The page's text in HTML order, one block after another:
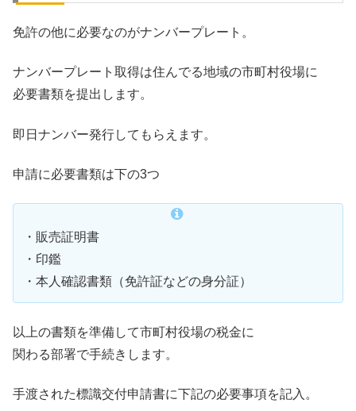
免許の他に必要なのがナンバープレート。
ナンバープレート取得は住んでる地域の市町村役場に
必要書類を提出します。
即日ナンバー発行してもらえます。
申請に必要書類は下の3つ
・販売証明書
・印鑑
・本人確認書類（免許証などの身分証）
以上の書類を準備して市町村役場の税金に
関わる部署で手続きします。
手渡された標識交付申請書に下記の必要事項を記入。